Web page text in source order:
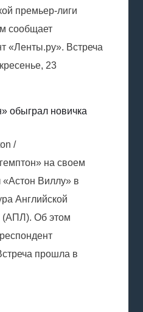
премьер-лиги
сообщает
«Ленты.ру». Встреча
23
обыграл новичка
/
на своем
«Астон Виллу» в
Английской
(АПЛ). Об этом
прошла в